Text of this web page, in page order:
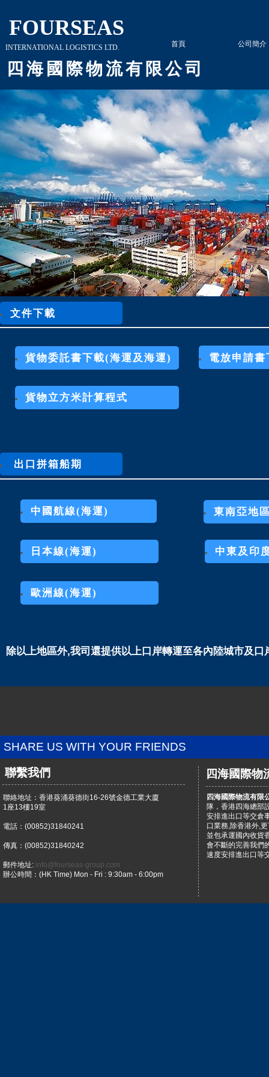
FOURSEAS
INTERNATIONAL LOGISTICS LTD.
聯繫我們
聯絡地址：香港葵涌葵德街16-26號金德工業大廈
1座13樓19室
電話：(00852)31840241
傳真：(00852)31840242
郵件地址: info@fourseas-group.com
辦公時間：(HK Time) Mon - Fri : 9:30am - 6:00pm
SHARE US WITH YOUR FRIENDS
四海國際物
四海國際物流有限
隊，香港四海總部
安排進出口等交倉
口業務,除香港外,
並包承運國內收貨
會不斷的完善我們
速度安排進出口等
四 海 國 際 物 流 有 限 公 司
出口拼箱船期
首頁 公司簡介
文件下載
貨物委託書下載(海運及海運) 電放申請
貨物立方米計算程式
中國航線(海運) 東南亞地
中東及印
日本線(海運)
歐洲線(海運)
除以上地區外,我司還提供以上口岸轉運至各內陸城市及口